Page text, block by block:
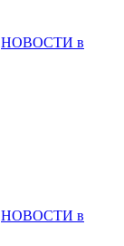
НОВОСТИ в
НОВОСТИ в